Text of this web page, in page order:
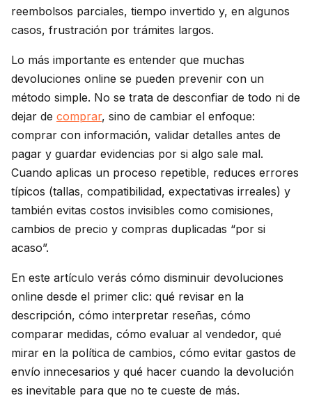
reembolsos parciales, tiempo invertido y, en algunos
casos, frustración por trámites largos.
Lo más importante es entender que muchas
devoluciones online se pueden prevenir con un
método simple. No se trata de desconfiar de todo ni de
dejar de comprar, sino de cambiar el enfoque:
comprar con información, validar detalles antes de
pagar y guardar evidencias por si algo sale mal.
Cuando aplicas un proceso repetible, reduces errores
típicos (tallas, compatibilidad, expectativas irreales) y
también evitas costos invisibles como comisiones,
cambios de precio y compras duplicadas “por si
acaso”.
En este artículo verás cómo disminuir devoluciones
online desde el primer clic: qué revisar en la
descripción, cómo interpretar reseñas, cómo
comparar medidas, cómo evaluar al vendedor, qué
mirar en la política de cambios, cómo evitar gastos de
envío innecesarios y qué hacer cuando la devolución
es inevitable para que no te cueste de más.